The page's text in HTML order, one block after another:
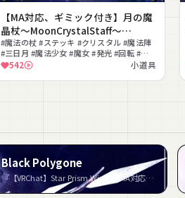
【MA対応、ギミック付き】月の魔
晶杖～MoonCrystalStaff～
#NeRosaVRC
#魔法の杖 #ステッキ #クリスタル #魔法陣
#三日月 #魔法少女 #魔女 #発光 #回転 #魔
法エフェクト
542 小道具
Black Polygone
『【VRChat】Star Prism Wing 【MA対応】』など4件